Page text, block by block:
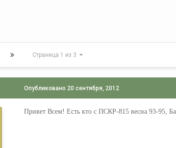
Страница 1 из 3
Опубликовано 20 сентября, 2012
Привет Всем! Есть кто с ПСКР-815 весна 93-95,